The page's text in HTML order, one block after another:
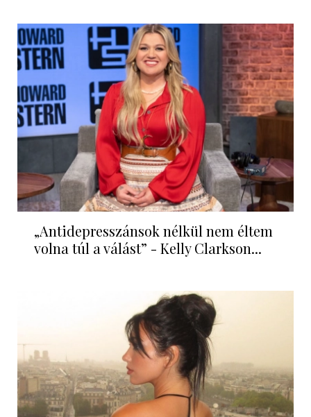
„Antidepresszánsok nélkül nem éltem
volna túl a válást” - Kelly Clarkson...